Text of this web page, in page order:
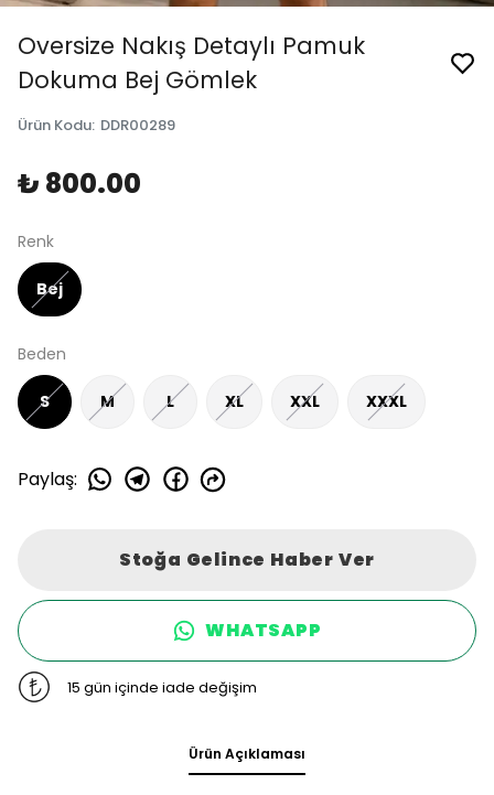
Oversize Nakış Detaylı Pamuk
Dokuma Bej Gömlek
Ürün Kodu: DDR00289
₺ 800.00
Renk
Bej
Beden
S M L XL XXL XXXL
Paylaş:
Stoğa Gelince Haber Ver
WHATSAPP
15 gün içinde iade değişim
Ürün Açıklaması